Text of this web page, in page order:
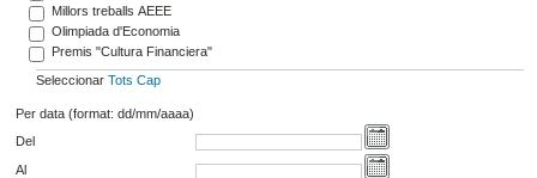
Millors treballs AEEE
Olimpiada d'Economia
Premis "Cultura Financiera"
Seleccionar Tots Cap
Per data (format: dd/mm/aaaa)
Del
Al